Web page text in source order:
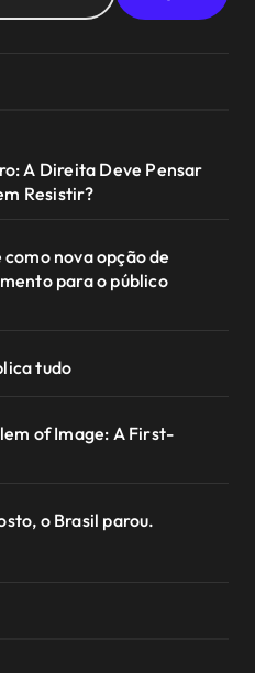
A Direita Deve Pensar
Resistir?
nova opção de
para o público
tudo
of Image: A First-
o Brasil parou.